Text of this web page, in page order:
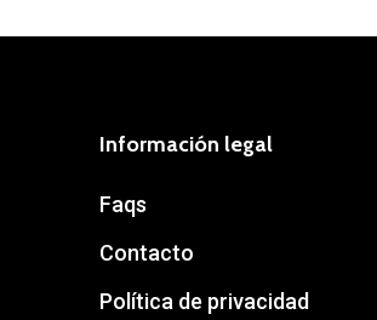
Información legal
Faqs
Contacto
Política de privacidad